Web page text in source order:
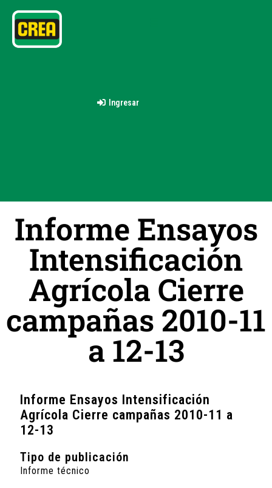
Ingresar
Informe Ensayos
Intensificación
Agrícola Cierre
campañas 2010-11
a 12-13
Informe Ensayos Intensificación
Agrícola Cierre campañas 2010-11 a
12-13
Tipo de publicación
Informe técnico